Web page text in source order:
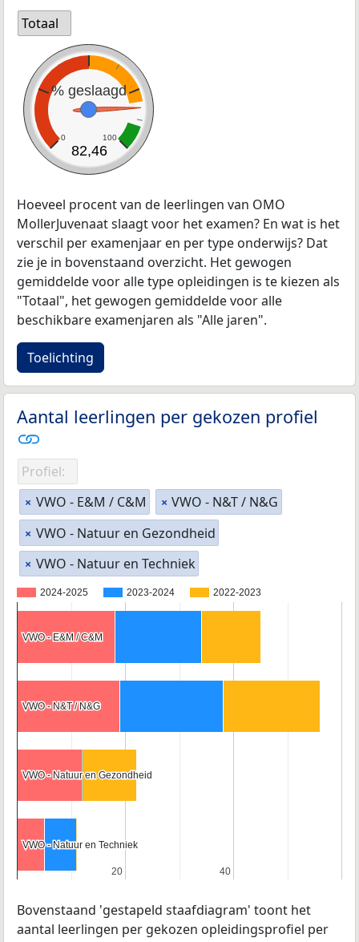
Totaal
% geslaagd
0 100
82,46
Hoeveel procent van de leerlingen van OMO
MollerJuvenaat slaagt voor het examen? En wat is het
verschil per examenjaar en per type onderwijs? Dat
zie je in bovenstaand overzicht. Het gewogen
gemiddelde voor alle type opleidingen is te kiezen als
"Totaal", het gewogen gemiddelde voor alle
beschikbare examenjaren als "Alle jaren".
Toelichting
Aantal leerlingen per gekozen profiel
Profiel:
× VWO - E&M / C&M × VWO - N&T / N&G
× VWO - Natuur en Gezondheid
× VWO - Natuur en Techniek
2024-2025 2023-2024 2022-2023
20
20 40
40
VWO - E&M / C&M
VWO - E&M / C&M
VWO - N&T / N&G
VWO - N&T / N&G
VWO - Natuur en Gezondheid
VWO - Natuur en Gezondheid
VWO - Natuur en Techniek
VWO - Natuur en Techniek
Bovenstaand 'gestapeld staafdiagram' toont het
aantal leerlingen per gekozen opleidingsprofiel per